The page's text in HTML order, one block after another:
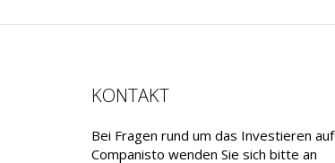
KONTAKT
Bei Fragen rund um das Investieren auf
Companisto wenden Sie sich bitte an